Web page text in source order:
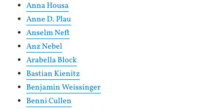
Anna Housa
Anne D. Plau
Anselm Neft
Anz Nebel
Arabella Block
Bastian Kienitz
Benjamin Weissinger
Benni Cullen